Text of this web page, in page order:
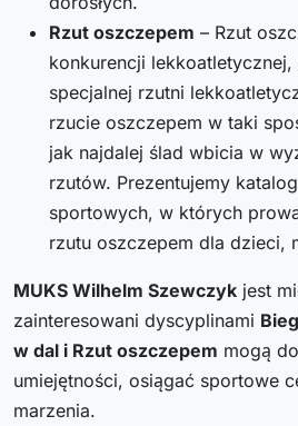
Rzut oszczepem – Rzut
konkurencji
specjalnej rzutni
rzucie oszczepem w taki
jak najdalej ślad wbicia w
rzutów. Prezentujemy
sportowych, w których
rzutu oszczepem dla dzieci,
MUKS Wilhelm Szewczyk jest
zainteresowani dyscyplinami
w dal i Rzut oszczepem mogą
umiejętności, osiągać sportowe
marzenia.